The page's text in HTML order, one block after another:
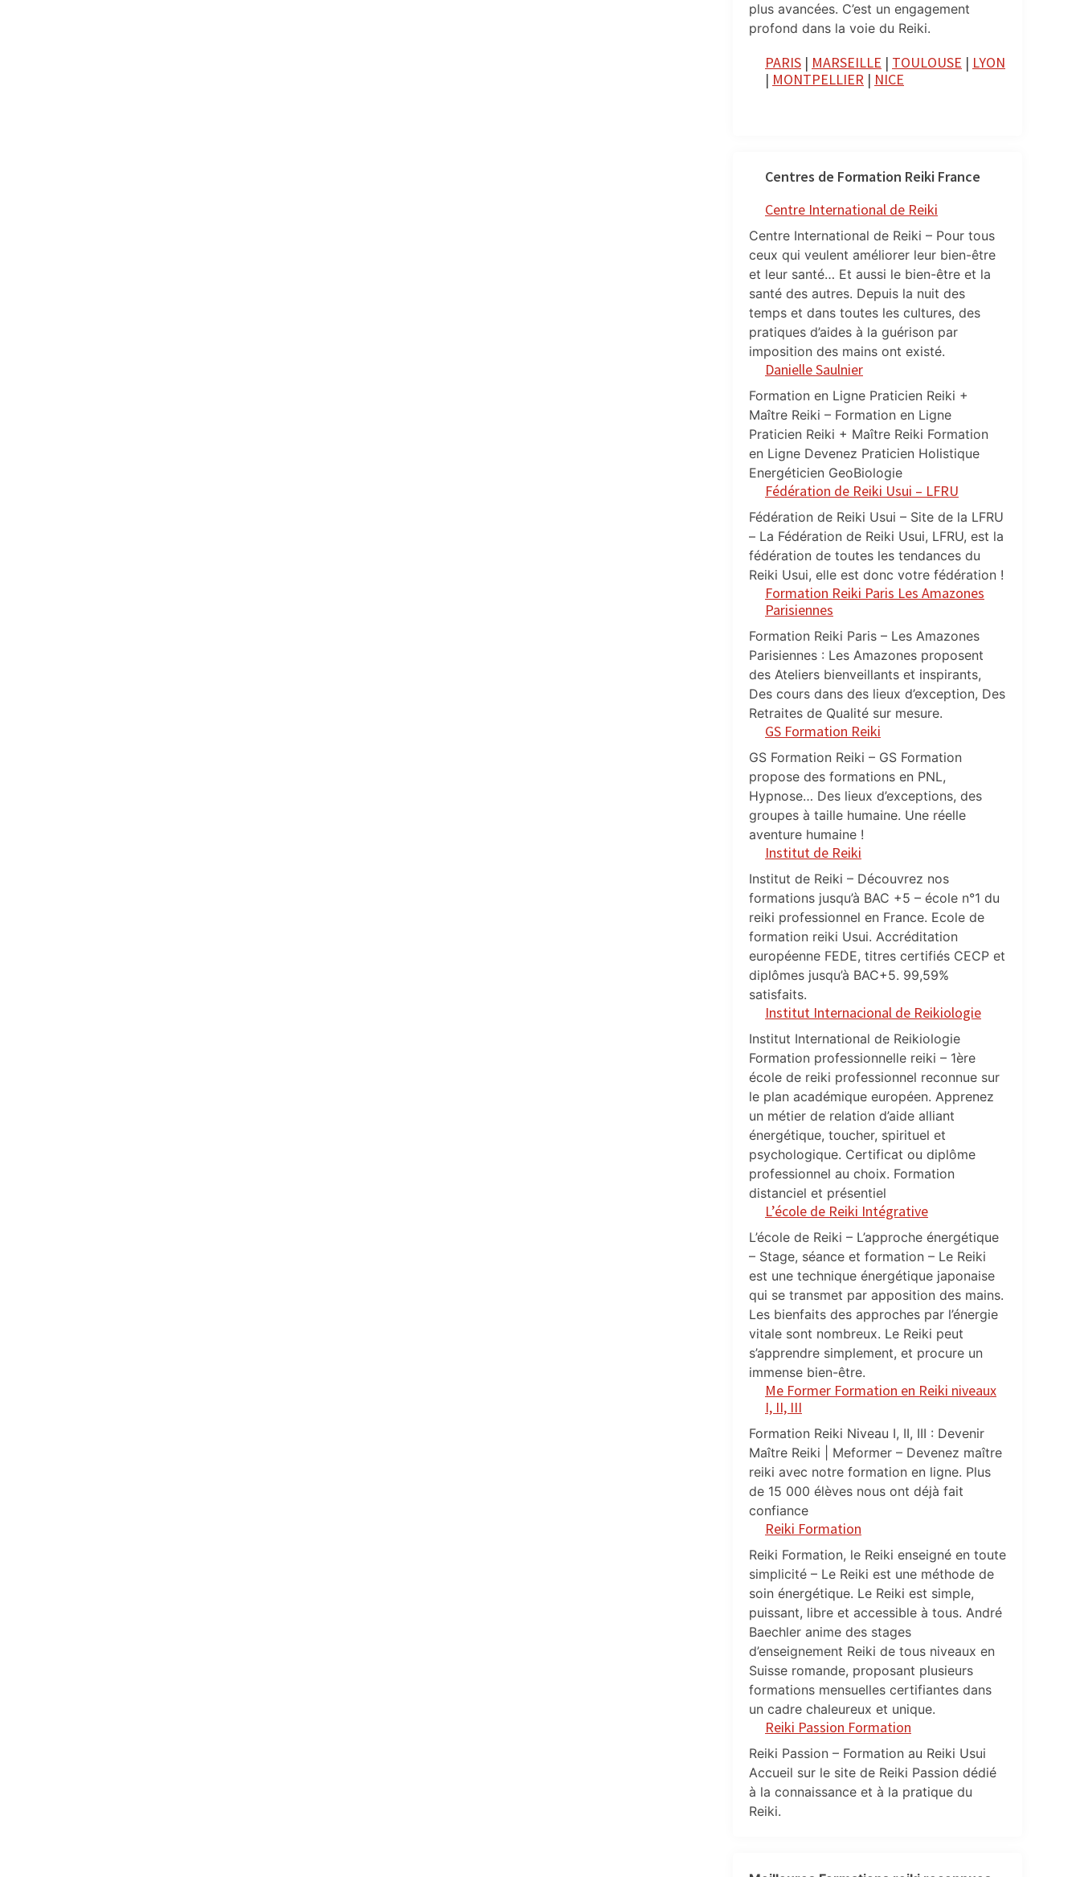
plus avancées. C’est un engagement
profond dans la voie du Reiki.
PARIS | MARSEILLE | TOULOUSE | LYON
| MONTPELLIER | NICE
Centres de Formation Reiki France
Centre International de Reiki
Centre International de Reiki – Pour tous
ceux qui veulent améliorer leur bien-être
et leur santé… Et aussi le bien-être et la
santé des autres. Depuis la nuit des
temps et dans toutes les cultures, des
pratiques d’aides à la guérison par
imposition des mains ont existé.
Danielle Saulnier
Formation en Ligne Praticien Reiki +
Maître Reiki – Formation en Ligne
Praticien Reiki + Maître Reiki Formation
en Ligne Devenez Praticien Holistique
Energéticien GeoBiologie
Fédération de Reiki Usui – LFRU
Fédération de Reiki Usui – Site de la LFRU
– La Fédération de Reiki Usui, LFRU, est la
fédération de toutes les tendances du
Reiki Usui, elle est donc votre fédération !
Formation Reiki Paris Les Amazones
Parisiennes
Formation Reiki Paris – Les Amazones
Parisiennes : Les Amazones proposent
des Ateliers bienveillants et inspirants,
Des cours dans des lieux d’exception, Des
Retraites de Qualité sur mesure.
GS Formation Reiki
GS Formation Reiki – GS Formation
propose des formations en PNL,
Hypnose… Des lieux d’exceptions, des
groupes à taille humaine. Une réelle
aventure humaine !
Institut de Reiki
Institut de Reiki – Découvrez nos
formations jusqu’à BAC +5 – école n°1 du
reiki professionnel en France. Ecole de
formation reiki Usui. Accréditation
européenne FEDE, titres certifiés CECP et
diplômes jusqu’à BAC+5. 99,59%
satisfaits.
Institut Internacional de Reikiologie
Institut International de Reikiologie
Formation professionnelle reiki – 1ère
école de reiki professionnel reconnue sur
le plan académique européen. Apprenez
un métier de relation d’aide alliant
énergétique, toucher, spirituel et
psychologique. Certificat ou diplôme
professionnel au choix. Formation
distanciel et présentiel
L’école de Reiki Intégrative
L’école de Reiki – L’approche énergétique
– Stage, séance et formation – Le Reiki
est une technique énergétique japonaise
qui se transmet par apposition des mains.
Les bienfaits des approches par l’énergie
vitale sont nombreux. Le Reiki peut
s’apprendre simplement, et procure un
immense bien-être.
Me Former Formation en Reiki niveaux
I, II, III
Formation Reiki Niveau I, II, III : Devenir
Maître Reiki | Meformer – Devenez maître
reiki avec notre formation en ligne. Plus
de 15 000 élèves nous ont déjà fait
confiance
Reiki Formation
Reiki Formation, le Reiki enseigné en toute
simplicité – Le Reiki est une méthode de
soin énergétique. Le Reiki est simple,
puissant, libre et accessible à tous. André
Baechler anime des stages
d’enseignement Reiki de tous niveaux en
Suisse romande, proposant plusieurs
formations mensuelles certifiantes dans
un cadre chaleureux et unique.
Reiki Passion Formation
Reiki Passion – Formation au Reiki Usui
Accueil sur le site de Reiki Passion dédié
à la connaissance et à la pratique du
Reiki.